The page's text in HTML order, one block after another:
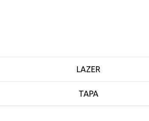
LAZER
TAPA